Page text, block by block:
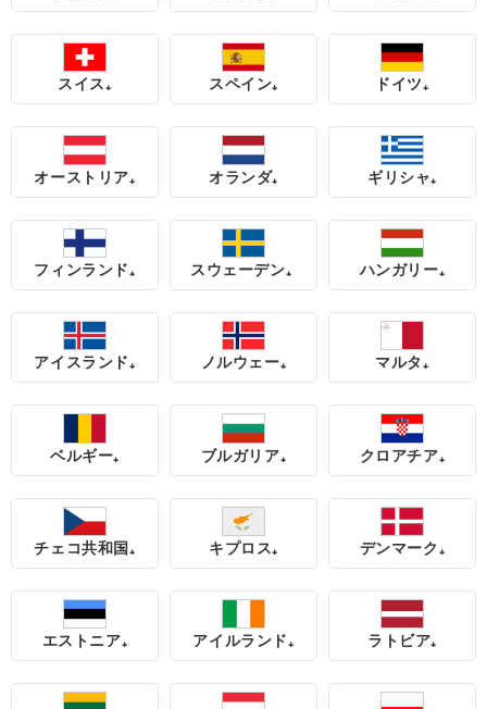
スイス₊ スペイン₊ ドイツ₊
オーストリア₊ オランダ₊ ギリシャ₊
フィンランド₊ スウェーデン₊ ハンガリー₊
アイスランド₊ ノルウェー₊ マルタ₊
ベルギー₊ ブルガリア₊ クロアチア₊
チェコ共和国₊ キプロス₊ デンマーク₊
エストニア₊ アイルランド₊ ラトビア₊